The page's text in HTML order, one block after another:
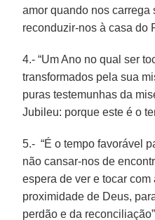
amor quando nos carrega
reconduzir-nos à casa do
4.- “Um Ano no qual ser
transformados pela sua
puras testemunhas da
Jubileu: porque este é o
5.- “É o tempo favorável
não cansar-nos de
espera de ver e tocar
proximidade de Deus,
perdão e da